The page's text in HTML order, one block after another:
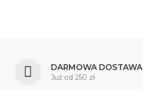
DARMOWA DOSTAWA
Już od 250 zł